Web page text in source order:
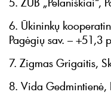
6. Ūkininkų
Pagėgių sav. – +51,3
7. Zigmas Grigaitis,
8. Vida Gedmintienė,